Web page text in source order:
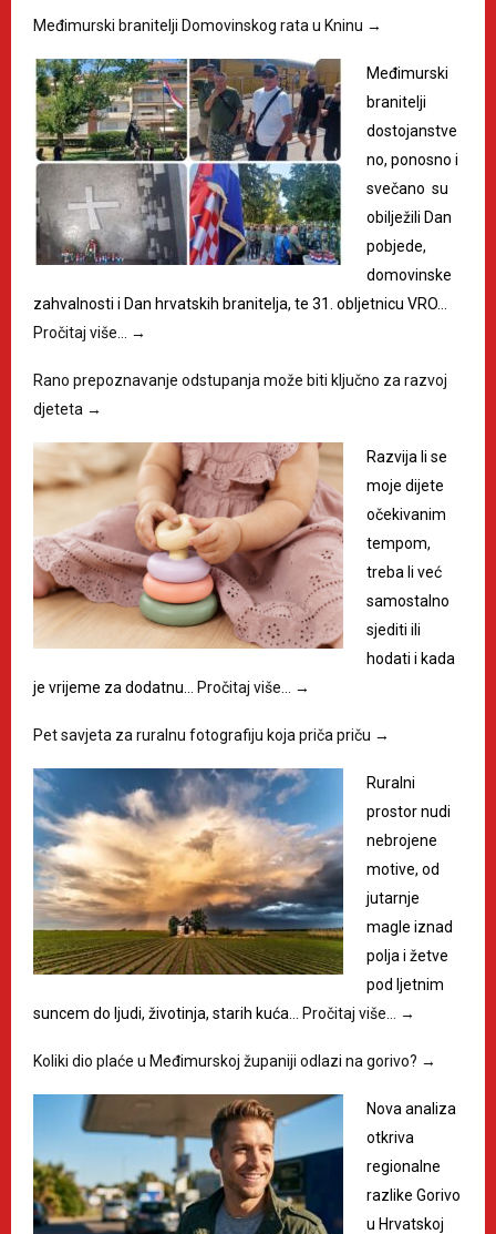
Međimurski branitelji Domovinskog rata u Kninu →
Međimurski
branitelji
dostojanstve
no, ponosno i
svečano su
obilježili Dan
pobjede,
domovinske
zahvalnosti i Dan hrvatskih branitelja, te 31. obljetnicu VRO…
Pročitaj više…
→
Rano prepoznavanje odstupanja može biti ključno za razvoj
djeteta →
Razvija li se
moje dijete
očekivanim
tempom,
treba li već
samostalno
sjediti ili
hodati i kada
je vrijeme za dodatnu… Pročitaj više… →
Pet savjeta za ruralnu fotografiju koja priča priču →
Ruralni
prostor nudi
nebrojene
motive, od
jutarnje
magle iznad
polja i žetve
pod ljetnim
suncem do ljudi, životinja, starih kuća… Pročitaj više… →
Koliki dio plaće u Međimurskoj županiji odlazi na gorivo? →
Nova analiza
otkriva
regionalne
razlike Gorivo
u Hrvatskoj